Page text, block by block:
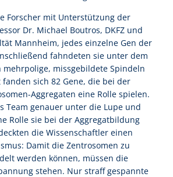
Forscher mit Unterstützung der
Dr. Michael Boutros, DKFZ und
Mannheim, jedes einzelne Gen der
fahndeten sie unter dem
mehrpolige, missgebildete Spindeln
sich 82 Gene, die bei der
Aggregaten eine Rolle spielen.
Team genauer unter die Lupe und
Rolle sie bei der Aggregatbildung
die Wissenschaftler einen
Damit die Zentrosomen zu
werden können, müssen die
stehen. Nur straff gespannte